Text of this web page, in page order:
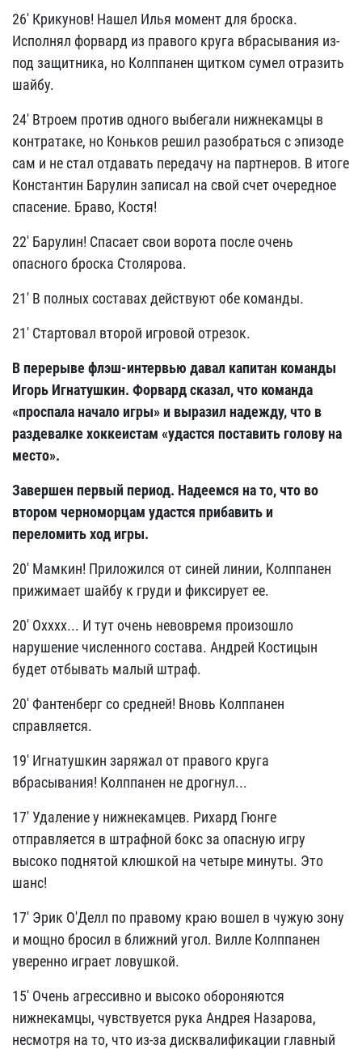
26' Крикунов! Нашел Илья момент для броска.
Исполнял форвард из правого круга вбрасывания из-
под защитника, но Колппанен щитком сумел отразить
шайбу.
24' Втроем против одного выбегали нижнекамцы в
контратаке, но Коньков решил разобраться с эпизоде
сам и не стал отдавать передачу на партнеров. В итоге
Константин Барулин записал на свой счет очередное
спасение. Браво, Костя!
22' Барулин! Спасает свои ворота после очень
опасного броска Столярова.
21' В полных составах действуют обе команды.
21' Стартовал второй игровой отрезок.
В перерыве флэш-интервью давал капитан команды
Игорь Игнатушкин. Форвард сказал, что команда
«проспала начало игры» и выразил надежду, что в
раздевалке хоккеистам «удастся поставить голову на
место».
Завершен первый период. Надеемся на то, что во
втором черноморцам удастся прибавить и
переломить ход игры.
20' Мамкин! Приложился от синей линии, Колппанен
прижимает шайбу к груди и фиксирует ее.
20' Охххх... И тут очень невовремя произошло
нарушение численного состава. Андрей Костицын
будет отбывать малый штраф.
20' Фантенберг со средней! Вновь Колппанен
справляется.
19' Игнатушкин заряжал от правого круга
вбрасывания! Колппанен не дрогнул...
17' Удаление у нижнекамцев. Рихард Гюнге
отправляется в штрафной бокс за опасную игру
высоко поднятой клюшкой на четыре минуты. Это
шанс!
17' Эрик О'Делл по правому краю вошел в чужую зону
и мощно бросил в ближний угол. Вилле Колппанен
уверенно играет ловушкой.
15' Очень агрессивно и высоко обороняются
нижнекамцы, чувствуется рука Андрея Назарова,
несмотря на то, что из-за дисквалификации главный